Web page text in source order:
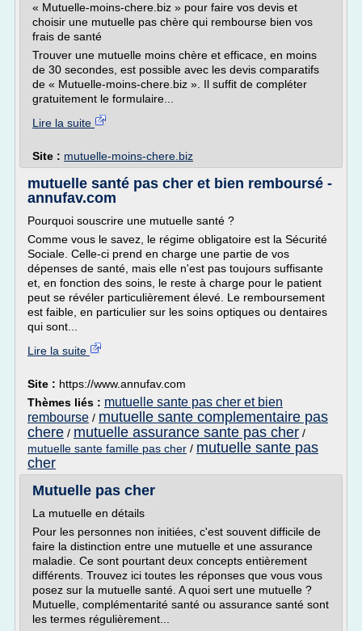
« Mutuelle-moins-chere.biz » pour faire vos devis et
choisir une mutuelle pas chère qui rembourse bien vos
frais de santé
Trouver une mutuelle moins chère et efficace, en moins
de 30 secondes, est possible avec les devis comparatifs
de « Mutuelle-moins-chere.biz ». Il suffit de compléter
gratuitement le formulaire...
Lire la suite
Site : mutuelle-moins-chere.biz
mutuelle santé pas cher et bien remboursé -
annufav.com
Pourquoi souscrire une mutuelle santé ?
Comme vous le savez, le régime obligatoire est la Sécurité
Sociale. Celle-ci prend en charge une partie de vos
dépenses de santé, mais elle n'est pas toujours suffisante
et, en fonction des soins, le reste à charge pour le patient
peut se révéler particulièrement élevé. Le remboursement
est faible, en particulier sur les soins optiques ou dentaires
qui sont...
Lire la suite
Site : https://www.annufav.com
Thèmes liés : mutuelle sante pas cher et bien
rembourse / mutuelle sante complementaire pas
chere / mutuelle assurance sante pas cher /
mutuelle sante famille pas cher / mutuelle sante pas
cher
Mutuelle pas cher
La mutuelle en détails
Pour les personnes non initiées, c'est souvent difficile de
faire la distinction entre une mutuelle et une assurance
maladie. Ce sont pourtant deux concepts entièrement
différents. Trouvez ici toutes les réponses que vous vous
posez sur la mutuelle santé. A quoi sert une mutuelle ?
Mutuelle, complémentarité santé ou assurance santé sont
les termes régulièrement...